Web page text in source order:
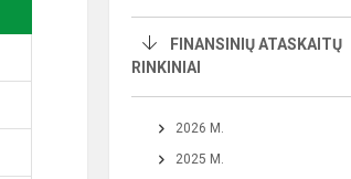
FINANSINIŲ ATASKAITŲ
RINKINIAI
2026 M.
2025 M.